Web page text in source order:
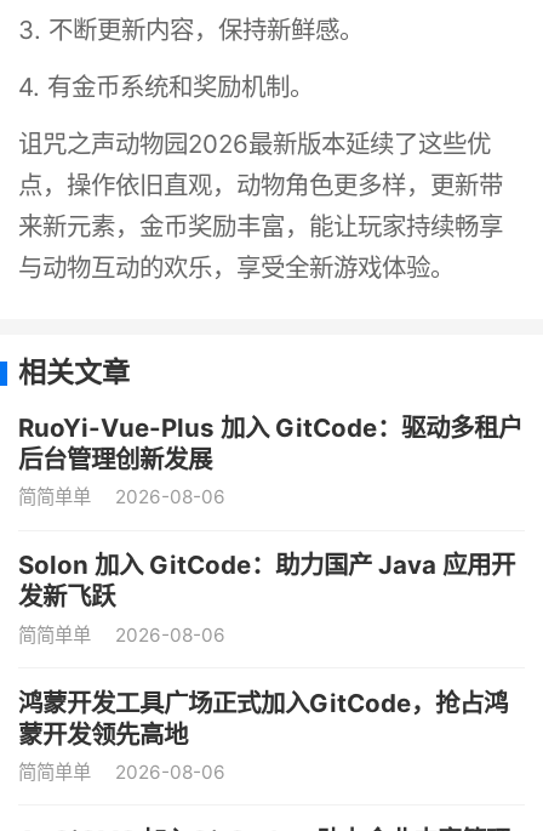
3. 不断更新内容，保持新鲜感。
4. 有金币系统和奖励机制。
诅咒之声动物园2026最新版本延续了这些优
点，操作依旧直观，动物角色更多样，更新带
来新元素，金币奖励丰富，能让玩家持续畅享
与动物互动的欢乐，享受全新游戏体验。
相关文章
RuoYi-Vue-Plus 加入 GitCode：驱动多租户
后台管理创新发展
简简单单 2026-08-06
Solon 加入 GitCode：助力国产 Java 应用开
发新飞跃
简简单单 2026-08-06
鸿蒙开发工具广场正式加入GitCode，抢占鸿
蒙开发领先高地
简简单单 2026-08-06